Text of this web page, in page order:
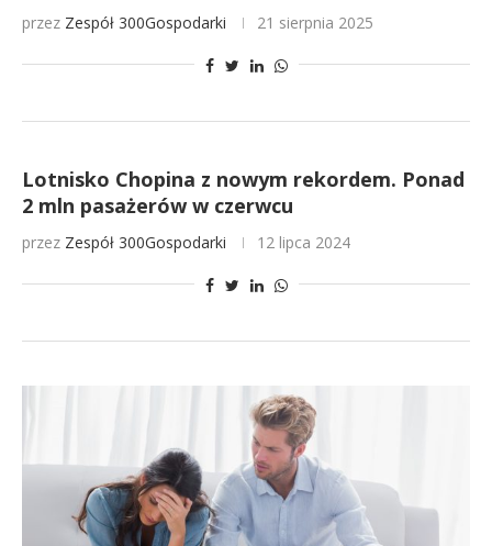
przez Zespół 300Gospodarki 21 sierpnia 2025
Lotnisko Chopina z nowym rekordem. Ponad
2 mln pasażerów w czerwcu
przez Zespół 300Gospodarki 12 lipca 2024